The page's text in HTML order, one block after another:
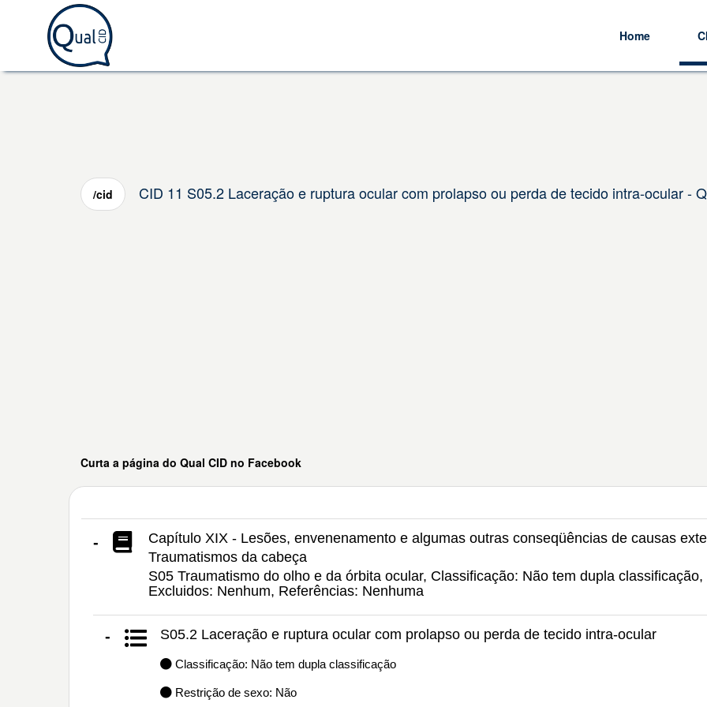
Home
/cid CID 11 S05.2 Laceração e ruptura ocular com prolapso ou perda de tecido intra-ocular -
Curta a página do Qual CID no Facebook
-
Capítulo XIX - Lesões, envenenamento e algumas outras conseqüências de causas
Traumatismos da cabeça
S05 Traumatismo do olho e da órbita ocular, Classificação: Não tem dupla classificação,
Excluidos: Nenhum, Referências: Nenhuma
- S05.2 Laceração e ruptura ocular com prolapso ou perda de tecido intra-ocular
Classificação: Não tem dupla classificação
Restrição de sexo: Não